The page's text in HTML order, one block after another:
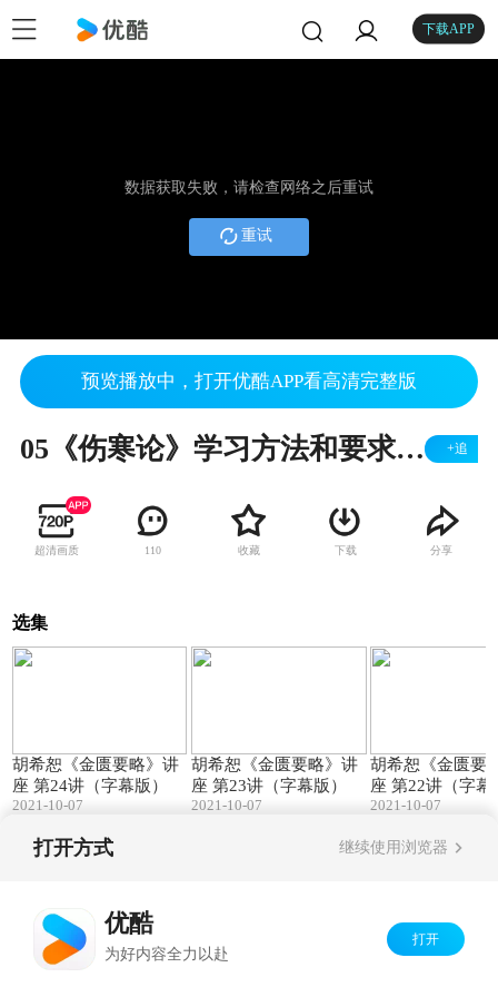
下载APP
数据获取失败，请检查网络之后重试
重试
预览播放中，打开优酷APP看高清完整版
05《伤寒论》学习方法和要求（1） +追
超清画质 110 收藏 下载 分享
选集
胡希恕《金匮要略》讲
座 第24讲（字幕版）
2021-10-07
胡希恕《金匮要略》讲
座 第23讲（字幕版）
2021-10-07
胡希恕《金匮要
座 第22讲（字幕
2021-10-07
打开方式 继续使用浏览器
优酷
为好内容全力以赴
打开